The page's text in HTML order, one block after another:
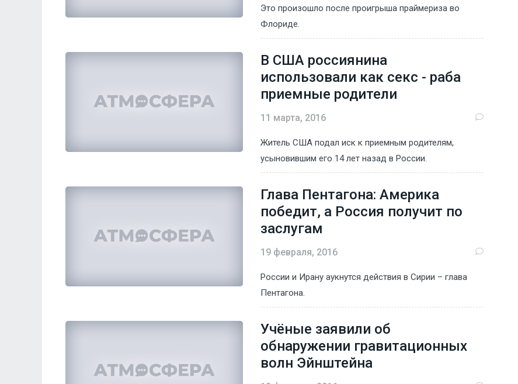
Это произошло после проигрыша праймериза во
Флориде.
В США россиянина
использовали как секс - раба
приемные родители
11 марта, 2016
Житель США подал иск к приемным родителям,
усыновившим его 14 лет назад в России.
Глава Пентагона: Америка
победит, а Россия получит по
заслугам
19 февраля, 2016
России и Ирану аукнутся действия в Сирии – глава
Пентагона.
Учёные заявили об
обнаружении гравитационных
волн Эйнштейна